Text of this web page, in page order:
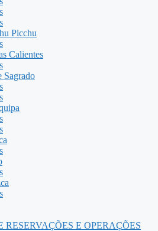
Picchu
Calientes
Sagrado
E OPERAÇÕES